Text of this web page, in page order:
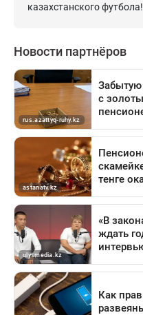
казахстанского футбола!